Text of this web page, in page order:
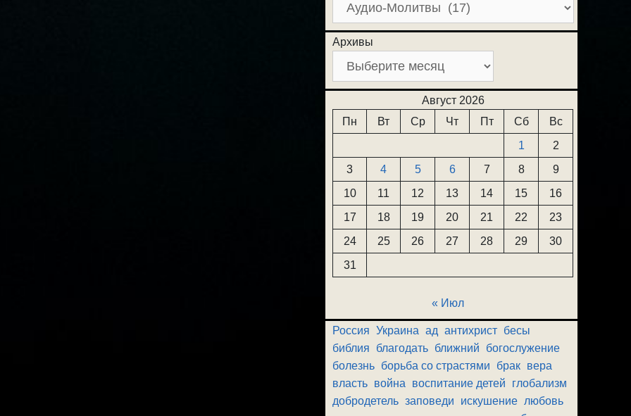
Архивы
Август 2026
Пн
Вт Ср Чт Пт Сб
Вс
1
2
3
4 5 6 7 8
9
10
11 12 13 14 15
16
17
18 19 20 21 22
23
24
25 26 27 28 29
30
31
« Июл
Россия Украина ад антихрист бесы
библия
благодать ближний
богослужение
болезнь борьба со страстями брак вера
власть война воспитание детей
глобализм
добродетель заповеди искушение любовь